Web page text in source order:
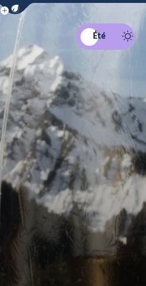
Afficher la barre de navigation du
Été